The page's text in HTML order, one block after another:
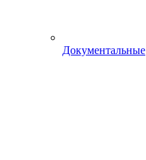
Документальные